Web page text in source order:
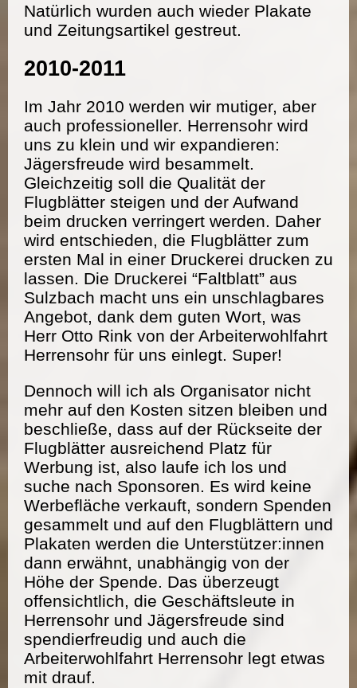
Natürlich wurden auch wieder Plakate
und Zeitungsartikel gestreut.
2010-2011
Im Jahr 2010 werden wir mutiger, aber
auch professioneller. Herrensohr wird
uns zu klein und wir expandieren:
Jägersfreude wird besammelt.
Gleichzeitig soll die Qualität der
Flugblätter steigen und der Aufwand
beim drucken verringert werden. Daher
wird entschieden, die Flugblätter zum
ersten Mal in einer Druckerei drucken zu
lassen. Die Druckerei “Faltblatt” aus
Sulzbach macht uns ein unschlagbares
Angebot, dank dem guten Wort, was
Herr Otto Rink von der Arbeiterwohlfahrt
Herrensohr für uns einlegt. Super!
Dennoch will ich als Organisator nicht
mehr auf den Kosten sitzen bleiben und
beschließe, dass auf der Rückseite der
Flugblätter ausreichend Platz für
Werbung ist, also laufe ich los und
suche nach Sponsoren. Es wird keine
Werbefläche verkauft, sondern Spenden
gesammelt und auf den Flugblättern und
Plakaten werden die Unterstützer:innen
dann erwähnt, unabhängig von der
Höhe der Spende. Das überzeugt
offensichtlich, die Geschäftsleute in
Herrensohr und Jägersfreude sind
spendierfreudig und auch die
Arbeiterwohlfahrt Herrensohr legt etwas
mit drauf.